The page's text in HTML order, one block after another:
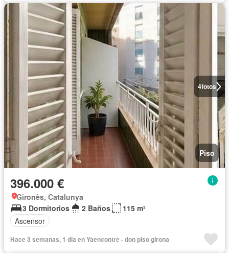
4fotos
Piso
396.000 €
Gironès, Catalunya
3 Dormitorios
2 Baños
115 m²
Ascensor
Hace 3 semanas, 1 día en Yaencontre - don piso girona